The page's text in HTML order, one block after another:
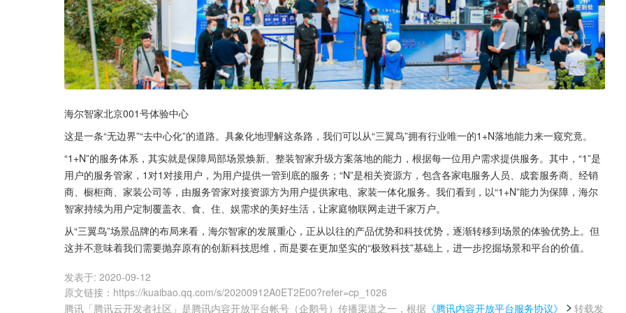
海尔智家北京001号体验中心
这是一条“无边界”“去中心化”的道路。具象化地理解这条路，我们可以从“三翼鸟”拥有行业唯一的1+N落地能力来一窥究竟。
“1+N”的服务体系，其实就是保障局部场景焕新、整装智家升级方案落地的能力，根据每一位用户需求提供服务。其中，“1”是
用户的服务管家，1对1对接用户，为用户提供一管到底的服务；“N”是相关资源方，包含各家电服务人员、成套服务商、经销
商、橱柜商、家装公司等，由服务管家对接资源方为用户提供家电、家装一体化服务。我们看到，以“1+N”能力为保障，海尔
智家持续为用户定制覆盖衣、食、住、娱需求的美好生活，让家庭物联网走进千家万户。
从“三翼鸟”场景品牌的布局来看，海尔智家的发展重心，正从以往的产品优势和科技优势，逐渐转移到场景的体验优势上。但
这并不意味着我们需要抛弃原有的创新科技思维，而是要在更加坚实的“极致科技”基础上，进一步挖掘场景和平台的价值。
发表于: 2020-09-12
原文链接 ： https://kuaibao.qq.com/s/20200912A0ET2E00?refer=cp_1026
腾讯「腾讯云开发者社区」是腾讯内容开放平台帐号（企鹅号）传播渠道之一，根据 《腾讯内容开放平台服务协议》 转载发